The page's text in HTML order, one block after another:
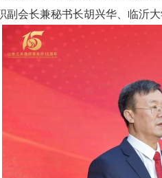
会长兼秘书长胡兴华、临沂大